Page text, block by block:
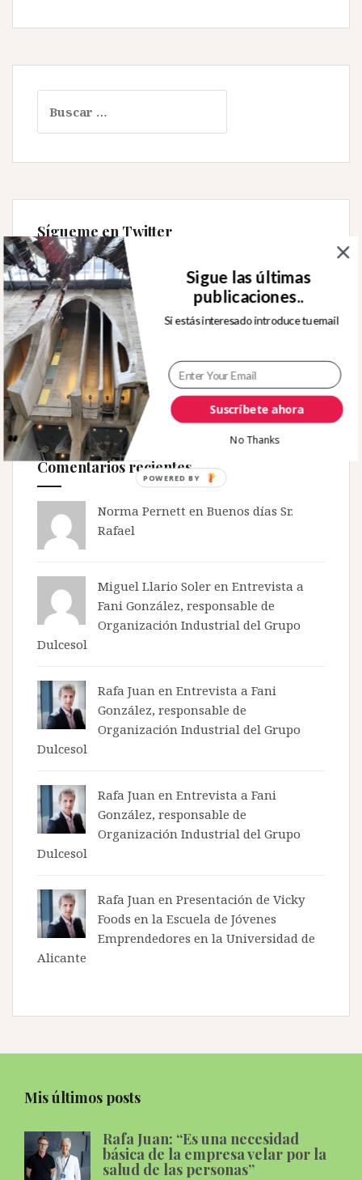
Sígueme en Twitter
Tweets by rafjuan
Mi Instagram
Follow
There is no media in this feed
Comentarios recientes
Norma Pernett en Buenos días Sr.
Rafael
Miguel Llario Soler en Entrevista a
Fani González, responsable de
Organización Industrial del Grupo
Dulcesol
Rafa Juan en Entrevista a Fani
González, responsable de
Organización Industrial del Grupo
Dulcesol
Rafa Juan en Entrevista a Fani
González, responsable de
Organización Industrial del Grupo
Dulcesol
Rafa Juan en Presentación de Vicky
Foods en la Escuela de Jóvenes
Emprendedores en la Universidad de
Alicante
Mis últimos posts
Rafa Juan: “Es una necesidad
básica de la empresa velar por la
salud de las personas”
Suscríbete ahora
Sigue las últimas
publicaciones..
Si estás interesado introduce tu email
No Thanks
POWERED